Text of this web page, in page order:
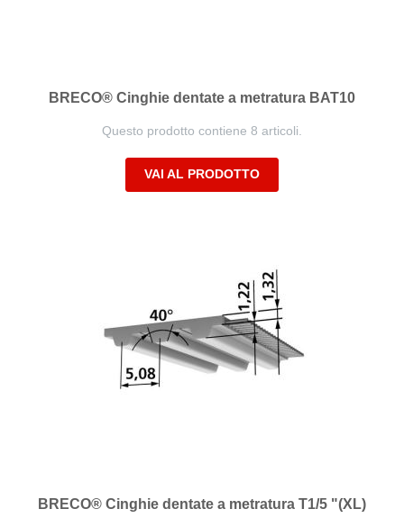
BRECO® Cinghie dentate a metratura BAT10
Questo prodotto contiene 8 articoli.
VAI AL PRODOTTO
BRECO® Cinghie dentate a metratura T1/5 "(XL)